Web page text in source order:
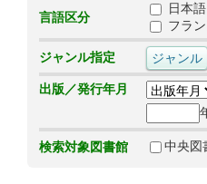
言語区分
日本語
フラ
ジャンル指定
出版／発行年月
検索対象図書館 中央図